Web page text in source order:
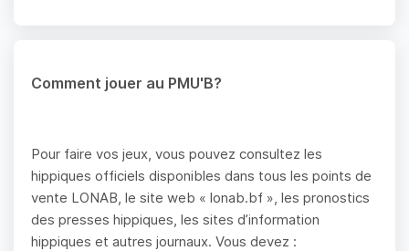
Comment jouer au PMU'B?
Pour faire vos jeux, vous pouvez consultez les
hippiques officiels disponibles dans tous les points de
vente LONAB, le site web « lonab.bf », les pronostics
des presses hippiques, les sites d’information
hippiques et autres journaux. Vous devez :